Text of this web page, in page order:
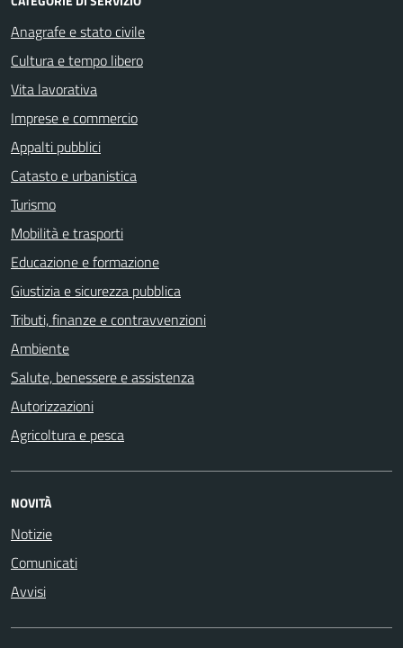
Anagrafe e stato civile
Cultura e tempo libero
Vita lavorativa
Imprese e commercio
Appalti pubblici
Catasto e urbanistica
Turismo
Mobilità e trasporti
Educazione e formazione
Giustizia e sicurezza pubblica
Tributi, finanze e contravvenzioni
Ambiente
Salute, benessere e assistenza
Autorizzazioni
Agricoltura e pesca
NOVITÀ
Notizie
Comunicati
Avvisi